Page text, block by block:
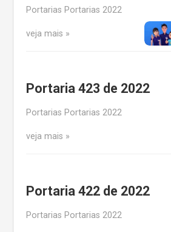
Portarias Portarias 2022
veja mais
Portaria 423 de 2022
Portarias Portarias 2022
veja mais
Portaria 422 de 2022
Portarias Portarias 2022